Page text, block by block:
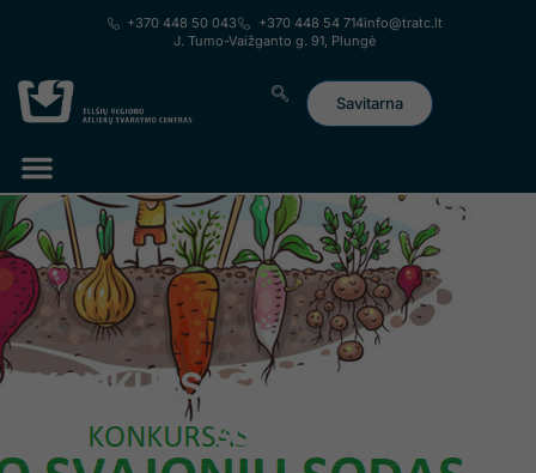
+370 448 50 043 +370 448 54 714info@tratc.lt
J. Tumo-Vaižganto g. 91, Plungė
Savitarna
Lorem ipsum dolor sit amet, consectetur adipiscing elit. Ut elit
tellus, luctus nec ullamcorper mattis, pulvinar dapibus leo.
KONKURSAS „Mano svajonių
sodas“